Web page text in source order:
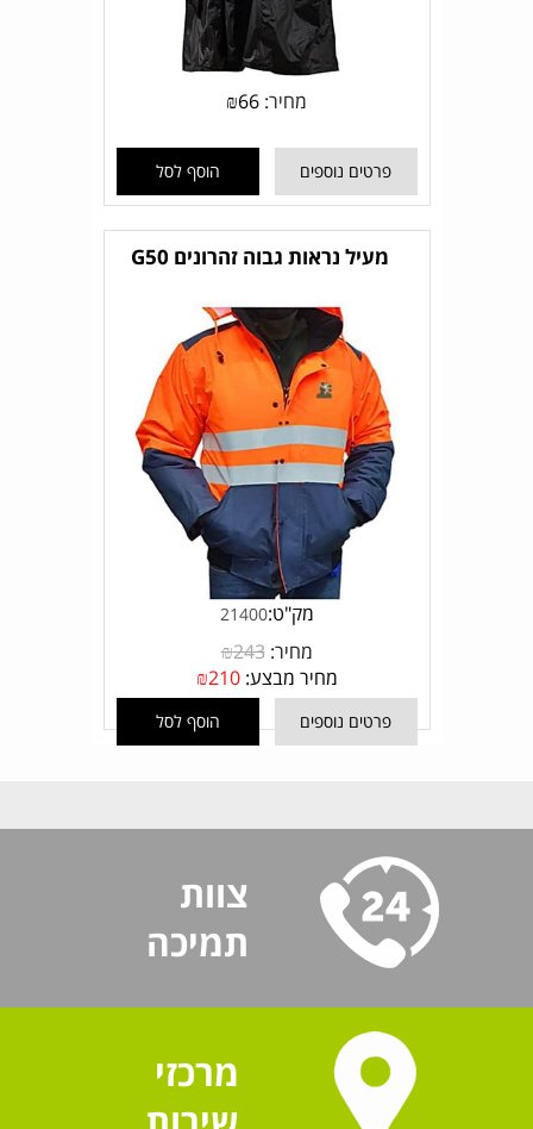
מחיר: ₪66
פרטים נוספים הוסף לסל
מעיל נראות גבוה זהרונים G50
מק"ט:21400
מחיר: ₪243
מחיר מבצע:
₪210
פרטים נוספים הוסף לסל
צוות
תמיכה
מרכזי